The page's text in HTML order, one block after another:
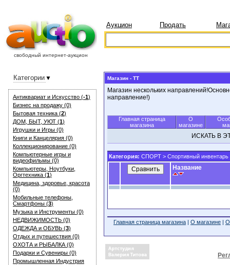
свободный интернет-аукцион
Аукцион Продать
Антиквариат и Искуcство (-1)
Бизнес на продажу (0)
Бытовая техника (2)
ДОМ, БЫТ, УЮТ (1)
Игрушки и Игры (0)
Книги и Канцелярия (0)
Коллекционирование (0)
Компьютерные игры и
видеофильмы (0)
Компьютеры, Ноутбуки,
Оргтехника (1)
Медицина, здоровье, красота
(0)
Мобильные телефоны,
Смартфоны (3)
Музыка и Инструменты (0)
НЕДВИЖИМОСТЬ (0)
ОДЕЖДА и ОБУВЬ (3)
Отдых и путешествия (0)
ОХОТА и РЫБАЛКА (0)
Подарки и Сувениры (0)
Промышленная Индустрия
Категории Магазин - TT
Магазин нескольких
направление!)
Главная страница
магазина
О
магазине
ИСКАТЬ В
Категория: СПОРТ > Спортивный инвентарь
Название
Главная страница магазина | О магазине |